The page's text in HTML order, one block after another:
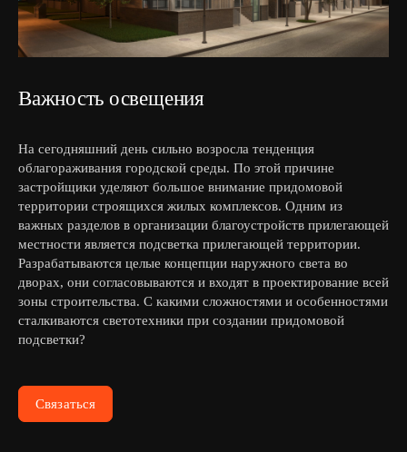
Важность освещения
На сегодняшний день сильно возросла тенденция
облагораживания городской среды. По этой причине
застройщики уделяют большое внимание придомовой
территории строящихся жилых комплексов. Одним из
важных разделов в организации благоустройств прилегающей
местности является подсветка прилегающей территории.
Разрабатываются целые концепции наружного света во
дворах, они согласовываются и входят в проектирование всей
зоны строительства. С какими сложностями и особенностями
сталкиваются светотехники при создании придомовой
подсветки?
Связаться